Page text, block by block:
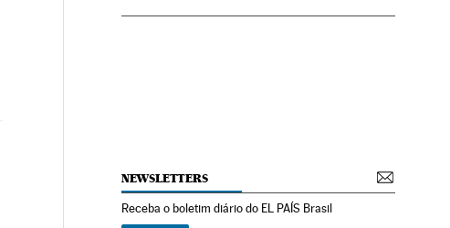
NEWSLETTERS
Receba o boletim diário do EL PAÍS Brasil